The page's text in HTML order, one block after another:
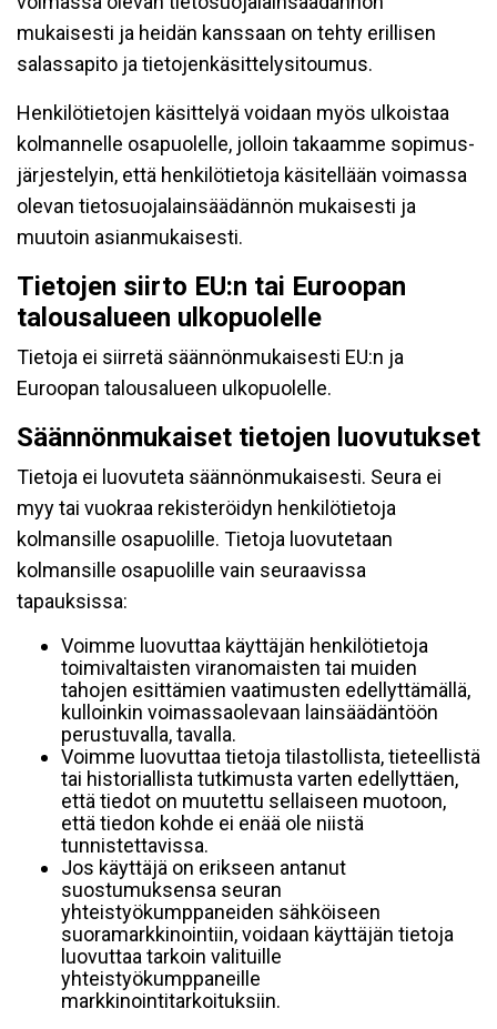
mukaisesti ja heidän kanssaan on tehty erillisen
salassapito ja tietojenkäsittelysitoumus.
Henkilötietojen käsittelyä voidaan myös ulkoistaa
kolmannelle osapuolelle, jolloin takaamme sopimus-
järjestelyin, että henkilötietoja käsitellään voimassa
olevan tietosuojalainsäädännön mukaisesti ja
muutoin asianmukaisesti.
Tietojen siirto EU:n tai Euroopan
talousalueen ulkopuolelle
Tietoja ei siirretä säännönmukaisesti EU:n ja
Euroopan talousalueen ulkopuolelle.
Säännönmukaiset tietojen luovutukset
Tietoja ei luovuteta säännönmukaisesti. Seura ei
myy tai vuokraa rekisteröidyn henkilötietoja
kolmansille osapuolille. Tietoja luovutetaan
kolmansille osapuolille vain seuraavissa
tapauksissa:
Voimme luovuttaa käyttäjän henkilötietoja
toimivaltaisten viranomaisten tai muiden
tahojen esittämien vaatimusten edellyttämällä,
kulloinkin voimassaolevaan lainsäädäntöön
perustuvalla, tavalla.
Voimme luovuttaa tietoja tilastollista, tieteellistä
tai historiallista tutkimusta varten edellyttäen,
että tiedot on muutettu sellaiseen muotoon,
että tiedon kohde ei enää ole niistä
tunnistettavissa.
Jos käyttäjä on erikseen antanut
suostumuksensa seuran
yhteistyökumppaneiden sähköiseen
suoramarkkinointiin, voidaan käyttäjän tietoja
luovuttaa tarkoin valituille
yhteistyökumppaneille
markkinointitarkoituksiin.